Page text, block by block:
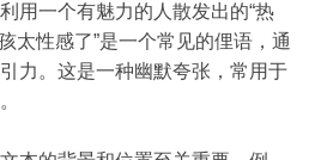
用一个有魅力的人散发出的“热
太性感了”是一个常见的俚语，通
力。这是一种幽默夸张，常用于